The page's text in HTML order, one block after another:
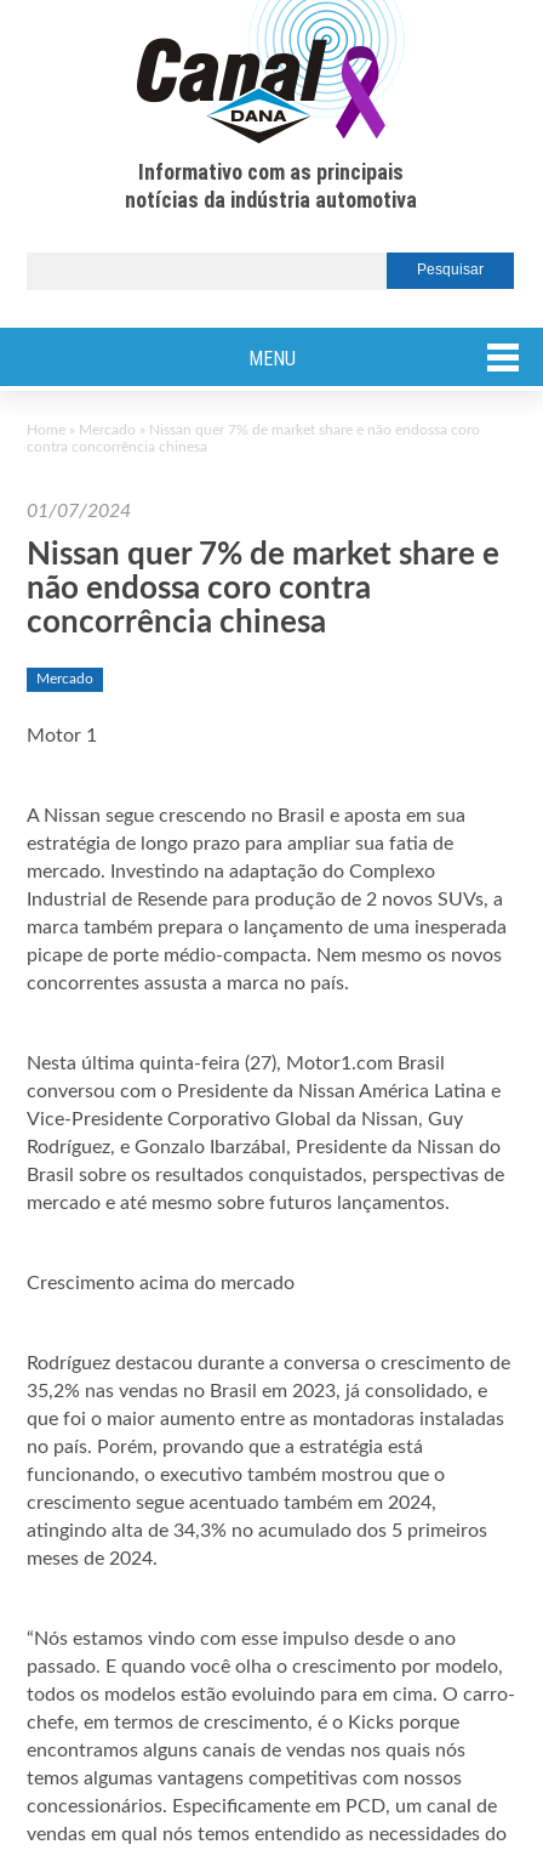
Informativo com as principais
notícias da indústria automotiva
MENU
Home » Mercado » Nissan quer 7% de market share e não endossa coro
contra concorrência chinesa
01/07/2024
Nissan quer 7% de market share e
não endossa coro contra
concorrência chinesa
Mercado
Motor 1
A Nissan segue crescendo no Brasil e aposta em sua
estratégia de longo prazo para ampliar sua fatia de
mercado. Investindo na adaptação do Complexo
Industrial de Resende para produção de 2 novos SUVs, a
marca também prepara o lançamento de uma inesperada
picape de porte médio-compacta. Nem mesmo os novos
concorrentes assusta a marca no país.
Nesta última quinta-feira (27), Motor1.com Brasil
conversou com o Presidente da Nissan América Latina e
Vice-Presidente Corporativo Global da Nissan, Guy
Rodríguez, e Gonzalo Ibarzábal, Presidente da Nissan do
Brasil sobre os resultados conquistados, perspectivas de
mercado e até mesmo sobre futuros lançamentos.
Crescimento acima do mercado
Rodríguez destacou durante a conversa o crescimento de
35,2% nas vendas no Brasil em 2023, já consolidado, e
que foi o maior aumento entre as montadoras instaladas
no país. Porém, provando que a estratégia está
funcionando, o executivo também mostrou que o
crescimento segue acentuado também em 2024,
atingindo alta de 34,3% no acumulado dos 5 primeiros
meses de 2024.
“Nós estamos vindo com esse impulso desde o ano
passado. E quando você olha o crescimento por modelo,
todos os modelos estão evoluindo para em cima. O carro-
chefe, em termos de crescimento, é o Kicks porque
encontramos alguns canais de vendas nos quais nós
temos algumas vantagens competitivas com nossos
concessionários. Especificamente em PCD, um canal de
vendas em qual nós temos entendido as necessidades do